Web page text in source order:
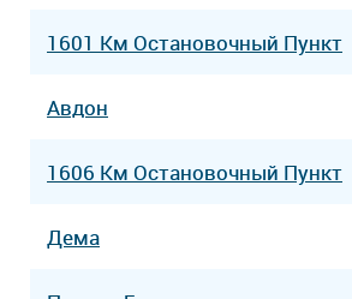
1601 Км Остановочный Пункт
Авдон
1606 Км Остановочный Пункт
Дема